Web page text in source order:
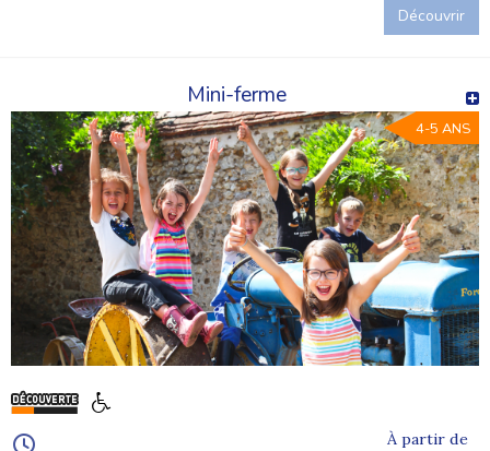
Découvrir
Mini-ferme
4-5 ANS
À partir de